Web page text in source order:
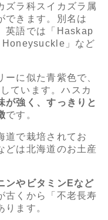
ズラ科スイカズラ属
できます。別名は
英語では「Haskap
」など
に似た青紫色で、
ています。ハスカ
が強く、すっきりと
です。
道で栽培されてお
どは北海道のお土産
ンやビタミンEなど
古くから「不老長寿
ます。